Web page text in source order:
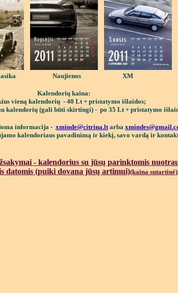
Naujienos XM
Kalendorių kaina:
vieną kalendorių - 40 Lt + pristatymo išlaidos;
kalendorių (gali būti skirtingi) - po 35 Lt + pristatymo
informacija - xminde@citrina.ltarba
kalendoriaus pavadinimą ir kiekį, savo vardą ir
- kalendorius su jūsų parinktomis
datomis (puiki dovana jūsų artimui)(kaina sutartinė)